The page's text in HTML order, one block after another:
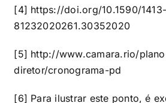
[4] https://doi.org/10.1590/1413-
81232020261.30352020
[5] http://www.camara.rio/
diretor/cronograma-pd
[6] Para ilustrar este ponto, é